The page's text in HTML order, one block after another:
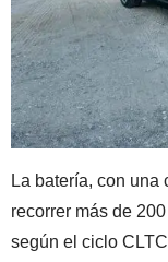
La batería, con una
recorrer más de
según el ciclo